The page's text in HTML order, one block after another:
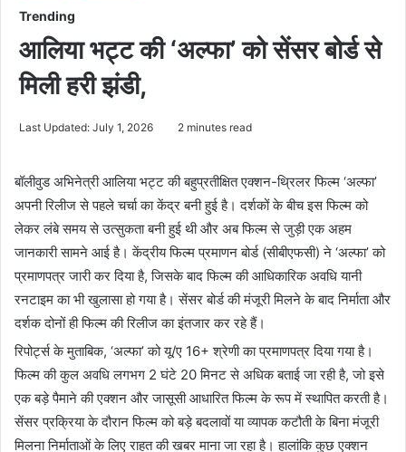
Trending
आलिया भट्ट की ‘अल्फा’ को सेंसर बोर्ड से
मिली हरी झंडी,
Last Updated: July 1, 2026 2 minutes read
बॉलीवुड अभिनेत्री आलिया भट्ट की बहुप्रतीक्षित एक्शन-थ्रिलर फिल्म ‘अल्फा’
अपनी रिलीज से पहले चर्चा का केंद्र बनी हुई है। दर्शकों के बीच इस फिल्म को
लेकर लंबे समय से उत्सुकता बनी हुई थी और अब फिल्म से जुड़ी एक अहम
जानकारी सामने आई है। केंद्रीय फिल्म प्रमाणन बोर्ड (सीबीएफसी) ने ‘अल्फा’ को
प्रमाणपत्र जारी कर दिया है, जिसके बाद फिल्म की आधिकारिक अवधि यानी
रनटाइम का भी खुलासा हो गया है। सेंसर बोर्ड की मंजूरी मिलने के बाद निर्माता और
दर्शक दोनों ही फिल्म की रिलीज का इंतजार कर रहे हैं।
रिपोर्ट्स के मुताबिक, ‘अल्फा’ को यू/ए 16+ श्रेणी का प्रमाणपत्र दिया गया है।
फिल्म की कुल अवधि लगभग 2 घंटे 20 मिनट से अधिक बताई जा रही है, जो इसे
एक बड़े पैमाने की एक्शन और जासूसी आधारित फिल्म के रूप में स्थापित करती है।
सेंसर प्रक्रिया के दौरान फिल्म को बड़े बदलावों या व्यापक कटौती के बिना मंजूरी
मिलना निर्माताओं के लिए राहत की खबर माना जा रहा है। हालांकि कुछ एक्शन